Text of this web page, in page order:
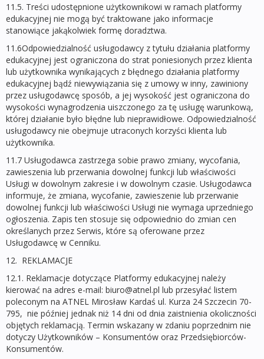
11.5. Treści udostępnione użytkownikowi w ramach platformy
edukacyjnej nie mogą być traktowane jako informacje
stanowiące jakąkolwiek formę doradztwa.
11.6Odpowiedzialność usługodawcy z tytułu działania platformy
edukacyjnej jest ograniczona do strat poniesionych przez klienta
lub użytkownika wynikających z błędnego działania platformy
edukacyjnej bądź niewywiązania się z umowy w inny, zawiniony
przez usługodawcę sposób, a jej wysokość jest ograniczona do
wysokości wynagrodzenia uiszczonego za tę usługę warunkową,
której działanie było błędne lub nieprawidłowe. Odpowiedzialność
usługodawcy nie obejmuje utraconych korzyści klienta lub
użytkownika.
11.7 Usługodawca zastrzega sobie prawo zmiany, wycofania,
zawieszenia lub przerwania dowolnej funkcji lub właściwości
Usługi w dowolnym zakresie i w dowolnym czasie. Usługodawca
informuje, że zmiana, wycofanie, zawieszenie lub przerwanie
dowolnej funkcji lub właściwości Usługi nie wymaga uprzedniego
ogłoszenia. Zapis ten stosuje się odpowiednio do zmian cen
określanych przez Serwis, które są oferowane przez
Usługodawcę w Cenniku.
12. REKLAMACJE
12.1. Reklamacje dotyczące Platformy edukacyjnej należy
kierować na adres e-mail: biuro@atnel.pl lub przesyłać listem
poleconym na ATNEL Mirosław Kardaś ul. Kurza 24 Szczecin 70-
795, nie później jednak niż 14 dni od dnia zaistnienia okoliczności
objętych reklamacją. Termin wskazany w zdaniu poprzednim nie
dotyczy Użytkowników – Konsumentów oraz Przedsiębiorców-
Konsumentów.